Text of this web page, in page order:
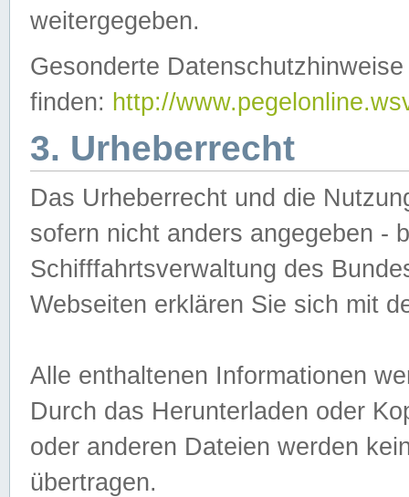
weitergegeben.
Gesonderte
finden: http://
3. Urheberrecht
Das Urheberrecht und die
sofern nicht anders angegeben -
Schifffahrtsverwaltung des
Webseiten erklären Sie sich mit
Alle enthaltenen Informationen
Durch das Herunterladen oder
oder anderen Dateien werden
übertragen.